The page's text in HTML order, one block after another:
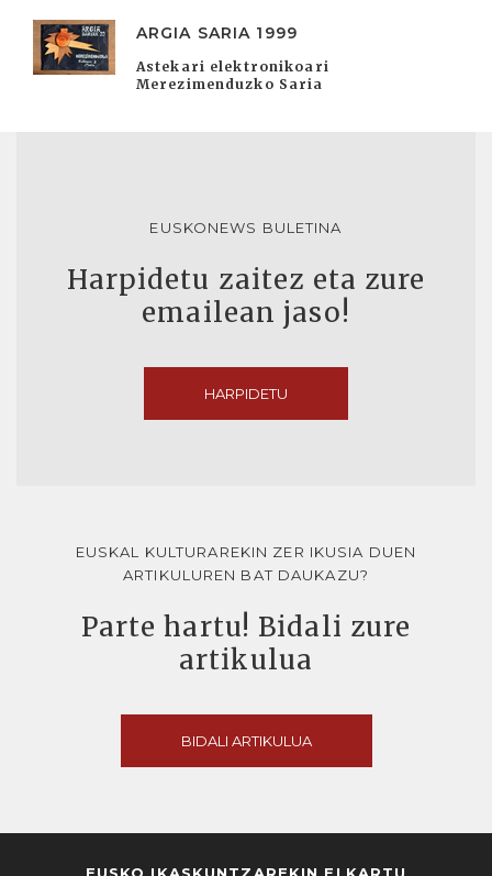
ARGIA SARIA 1999
Astekari elektronikoari
Merezimenduzko Saria
EUSKONEWS BULETINA
Harpidetu zaitez eta zure
emailean jaso!
HARPIDETU
EUSKAL KULTURAREKIN ZER IKUSIA DUEN
ARTIKULUREN BAT DAUKAZU?
Parte hartu! Bidali zure
artikulua
BIDALI ARTIKULUA